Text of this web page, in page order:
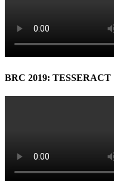
BRC 2019: TESSERACT